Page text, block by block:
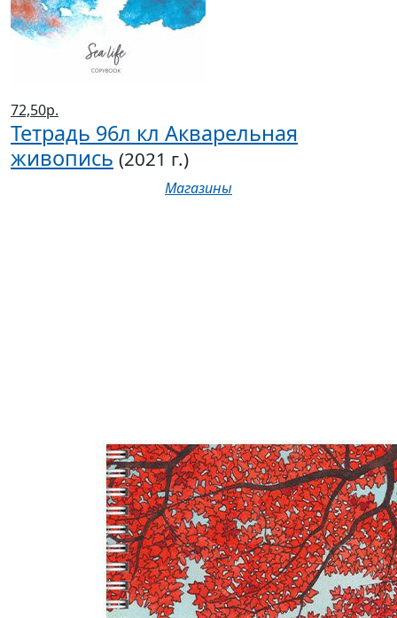
72,50р.
Тетрадь 96л кл Акварельная
живопись (2021 г.)
Магазины